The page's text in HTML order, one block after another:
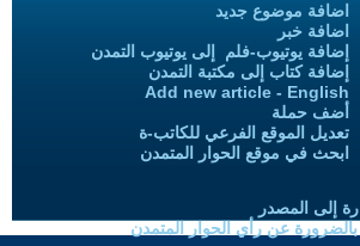
اضافة موضوع جديد
اضافة خبر
إضافة يوتيوب-فلم إلى يوتيوب التمدن
إضافة كتاب إلى مكتبة التمدن
Add new article - English
أضف حملة
تعديل الموقع الفرعي للكاتب-ة
ابحث في موقع الحوار المتمدن
إلى المصدر
بالضرورة عن رأي الحوار المتمدن